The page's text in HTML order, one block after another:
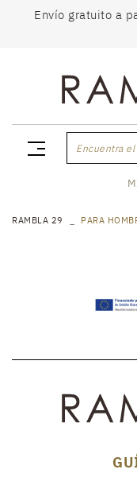
Envío gratuito a
Encuentra
RAMBLA 29 PARA